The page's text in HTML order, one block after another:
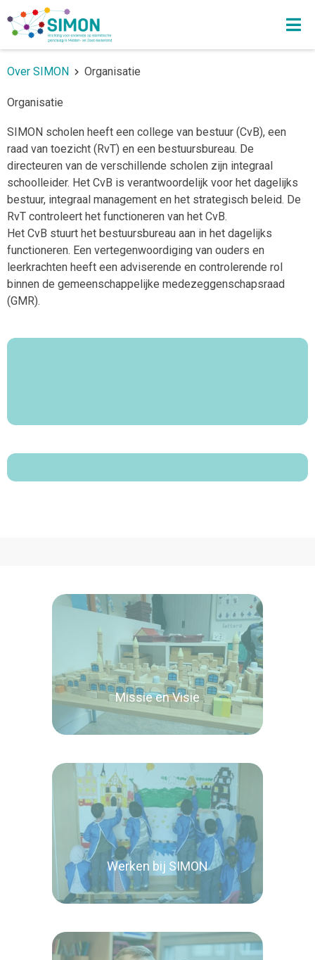
Over SIMON Organisatie
Organisatie
SIMON scholen heeft een college van bestuur (CvB), een
raad van toezicht (RvT) en een bestuursbureau. De
directeuren van de verschillende scholen zijn integraal
schoolleider. Het CvB is verantwoordelijk voor het dagelijks
bestuur, integraal management en het strategisch beleid. De
RvT controleert het functioneren van het CvB.
Het CvB stuurt het bestuursbureau aan in het dagelijks
functioneren. Een vertegenwoordiging van ouders en
leerkrachten heeft een adviserende en controlerende rol
binnen de gemeenschappelijke medezeggenschapsraad
(GMR).
Missie en Visie
Lees verder
Werken bij SIMON